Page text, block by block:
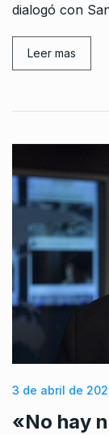
dialogó con
Leer mas
3 de abril de
«No hay